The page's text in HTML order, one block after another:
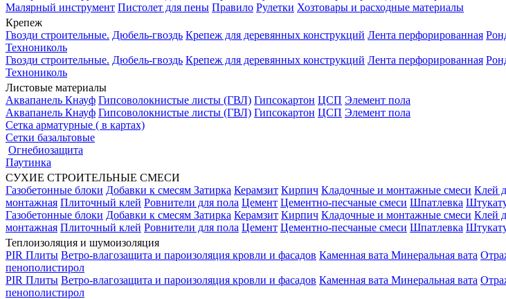
Малярный инструмент Пистолет для пены Правило Рулетки Хозтовары и расходные материалы
Крепеж
Гвозди строительные. Дюбель-гвоздь Крепеж для деревянных конструкций Лента перфорированная
Технониколь
Гвозди строительные. Дюбель-гвоздь Крепеж для деревянных конструкций Лента перфорированная
Технониколь
Листовые материалы
Аквапанель Кнауф Гипсоволокнистые листы (ГВЛ) Гипсокартон ЦСП Элемент пола
Аквапанель Кнауф Гипсоволокнистые листы (ГВЛ) Гипсокартон ЦСП Элемент пола
Сетка арматурные ( в картах)
Сетки базальтовые
Огнебиозащита
Паутинка
СУХИЕ СТРОИТЕЛЬНЫЕ СМЕСИ
Газобетонные блоки Добавки к смесям Затирка Керамзит Кирпич Кладочные и монтажные смеси Клей
монтажная Плиточный клей Ровнители для пола Цемент Цементно-песчаные смеси Шпатлевка
Газобетонные блоки Добавки к смесям Затирка Керамзит Кирпич Кладочные и монтажные смеси Клей
монтажная Плиточный клей Ровнители для пола Цемент Цементно-песчаные смеси Шпатлевка
Теплоизоляция и шумоизоляция
PIR Плиты Ветро-влагозащита и пароизоляция кровли и фасадов Каменная вата Минеральная вата
пенополистирол
PIR Плиты Ветро-влагозащита и пароизоляция кровли и фасадов Каменная вата Минеральная вата
пенополистирол